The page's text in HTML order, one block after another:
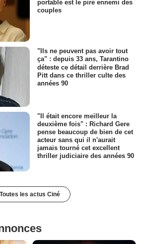
portable est le pire ennemi des
couples
"Ils ne peuvent pas avoir tout
ça" : depuis 33 ans, Tarantino
déteste ce détail derrière Brad
Pitt dans ce thriller culte des
années 90
"Il était encore meilleur la
deuxième fois" : Richard Gere
pense beaucoup de bien de cet
acteur sans qui il n'aurait
jamais tourné cet excellent
thriller judiciaire des années 90
Toutes les actus Ciné